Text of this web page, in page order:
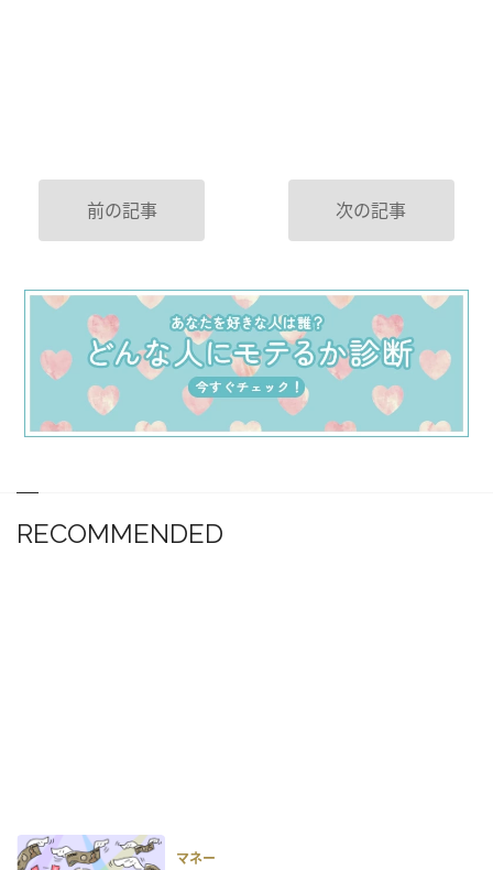
前の記事 次の記事
RECOMMENDED
マネー